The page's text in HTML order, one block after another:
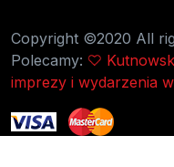
Copyright ©2020 All
Polecamy:
imprezy i wydarzenia